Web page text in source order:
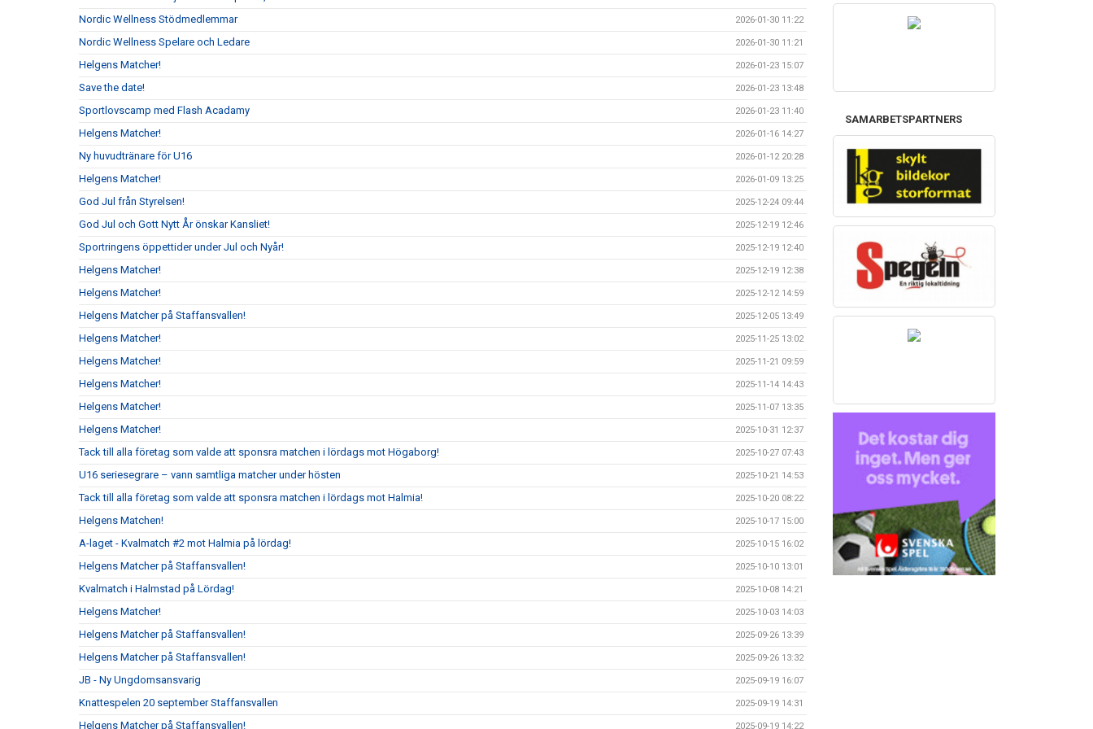
Nordic Wellness Stödmedlemmar 2026-01-30 11:22
Nordic Wellness Spelare och Ledare 2026-01-30 11:21
Helgens Matcher! 2026-01-23 15:07
Save the date! 2026-01-23 13:48
Sportlovscamp med Flash Acadamy 2026-01-23 11:40
Helgens Matcher! 2026-01-16 14:27
Ny huvudtränare för U16 2026-01-12 20:28
Helgens Matcher! 2026-01-09 13:25
God Jul från Styrelsen! 2025-12-24 09:44
God Jul och Gott Nytt År önskar Kansliet! 2025-12-19 12:46
Sportringens öppettider under Jul och Nyår! 2025-12-19 12:40
Helgens Matcher! 2025-12-19 12:38
Helgens Matcher! 2025-12-12 14:59
Helgens Matcher på Staffansvallen! 2025-12-05 13:49
Helgens Matcher! 2025-11-25 13:02
Helgens Matcher! 2025-11-21 09:59
Helgens Matcher! 2025-11-14 14:43
Helgens Matcher! 2025-11-07 13:35
Helgens Matcher! 2025-10-31 12:37
Tack till alla företag som valde att sponsra matchen i lördags mot Högaborg! 2025-10-27 07:43
U16 seriesegrare – vann samtliga matcher under hösten 2025-10-21 14:53
Tack till alla företag som valde att sponsra matchen i lördags mot Halmia! 2025-10-20 08:22
Helgens Matchen! 2025-10-17 15:00
A-laget - Kvalmatch #2 mot Halmia på lördag! 2025-10-15 16:02
Helgens Matcher på Staffansvallen! 2025-10-10 13:01
Kvalmatch i Halmstad på Lördag! 2025-10-08 14:21
Helgens Matcher! 2025-10-03 14:03
Helgens Matcher på Staffansvallen! 2025-09-26 13:39
Helgens Matcher på Staffansvallen! 2025-09-26 13:32
JB - Ny Ungdomsansvarig 2025-09-19 16:07
Knattespelen 20 september Staffansvallen 2025-09-19 14:31
Helgens Matcher på Staffansvallen! 2025-09-19 14:22
SAMARBETSPARTNERS